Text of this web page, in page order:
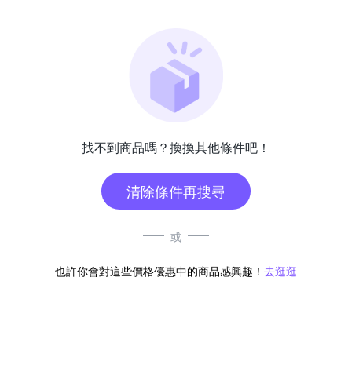
找不到商品嗎？換換其他條件吧！
清除條件再搜尋
或
也許你會對這些價格優惠中的商品感興趣！ 去逛逛